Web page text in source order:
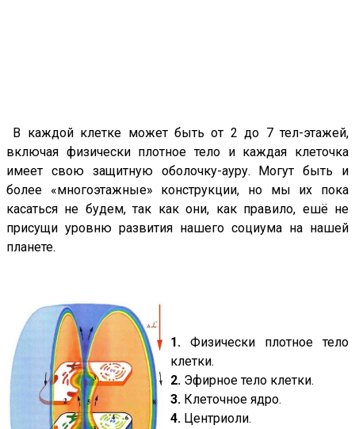
В каждой клетке может быть от 2 до 7 тел-этажей,
включая физически плотное тело и каждая клеточка
имеет свою защитную оболочку-ауру. Могут быть и
более «многоэтажные» конструкции, но мы их пока
касаться не будем, так как они, как правило, ешё не
присущи уровню развития нашего социума на нашей
планете.
1. Физически плотное тело
клетки.
2. Эфирное тело клетки.
3. Клеточное ядро.
4. Центриоли.